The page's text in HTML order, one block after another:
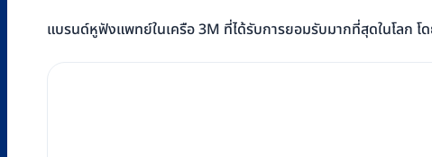
แบรนด์หูฟังแพทย์ในเครือ 3M ที่ได้รับการยอมรับมากที่สุดในโลก